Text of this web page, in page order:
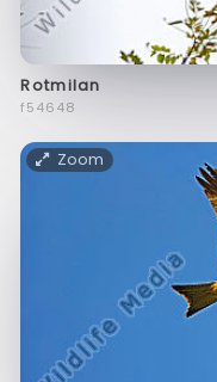
Rotmilan
f54648
Zoom